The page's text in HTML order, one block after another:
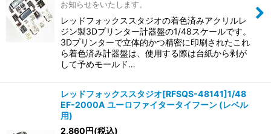
お知らせをいたします。
レッドフォックススタジオの着色済みアクリルレ
ジン製3Dプリンター計器盤の1/48スケールです。
3Dプリンターで立体的かつ精密に印刷されたこれ
ら着色済み計器盤は、使用する際は台紙から剥が
して予めモールド…
レッドフォックススタジオ[RFSQS-48141]1/48
EF-2000A ユーロファイタータイフーン (レベル
用)
2,860円(税込)